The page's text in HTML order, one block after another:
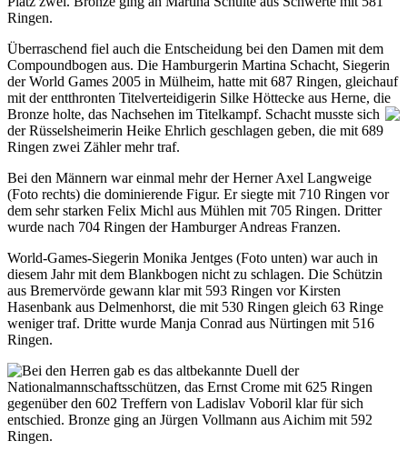
Ringen.
Überraschend fiel auch die Entscheidung bei den Damen mit dem
Compoundbogen aus. Die Hamburgerin Martina Schacht, Siegerin
der World Games 2005 in Mülheim, hatte mit 687 Ringen, gleichauf
mit der entthronten Titelverteidigerin Silke Höttecke aus Herne, die
Bronze holte, das Nachsehen im Titelkampf. Schacht musste sich
der Rüsselsheimerin Heike Ehrlich geschlagen geben, die mit 689
Ringen zwei Zähler mehr traf.
Bei den Männern war einmal mehr der Herner Axel Langweige
(Foto rechts) die dominierende Figur. Er siegte mit 710 Ringen vor
dem sehr starken Felix Michl aus Mühlen mit 705 Ringen. Dritter
wurde nach 704 Ringen der Hamburger Andreas Franzen.
World-Games-Siegerin Monika Jentges (Foto unten) war auch in
diesem Jahr mit dem Blankbogen nicht zu schlagen. Die Schützin
aus Bremervörde gewann klar mit 593 Ringen vor Kirsten
Hasenbank aus Delmenhorst, die mit 530 Ringen gleich 63 Ringe
weniger traf. Dritte wurde Manja Conrad aus Nürtingen mit 516
Ringen.
Bei den Herren gab es das altbekannte Duell der
Nationalmannschaftsschützen, das Ernst Crome mit 625 Ringen
gegenüber den 602 Treffern von Ladislav Voboril klar für sich
entschied. Bronze ging an Jürgen Vollmann aus Aichim mit 592
Ringen.